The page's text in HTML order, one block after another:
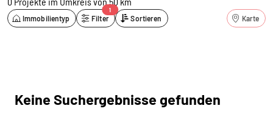
Immobilientyp Filter
1
Sortieren Karte
Keine Suchergebnisse gefunden